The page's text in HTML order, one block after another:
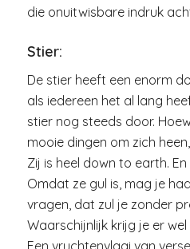
die onuitwisbare indruk
Stier:
De stier heeft een enorm
als iedereen het al lang
stier nog steeds door.
mooie dingen om zich
Zij is heel down to earth.
Omdat ze gul is, mag je
vragen, dat zul je zonder
Waarschijnlijk krijg je er wel